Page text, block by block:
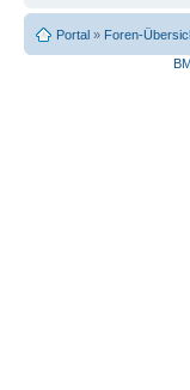
Portal » Foren-